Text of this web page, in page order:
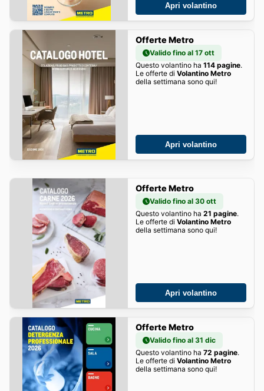
Apri volantino
Offerte Metro
Valido fino al 17 ott
Questo volantino ha 114 pagine.
Le offerte di Volantino Metro
della settimana sono qui!
Apri volantino
Offerte Metro
Valido fino al 30 ott
Questo volantino ha 21 pagine.
Le offerte di Volantino Metro
della settimana sono qui!
Apri volantino
Offerte Metro
Valido fino al 31 dic
Questo volantino ha 72 pagine.
Le offerte di Volantino Metro
della settimana sono qui!